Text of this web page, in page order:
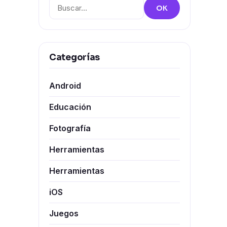
Buscar:
OK
Categorías
Android
Educación
Fotografía
Herramientas
Herramientas
iOS
Juegos